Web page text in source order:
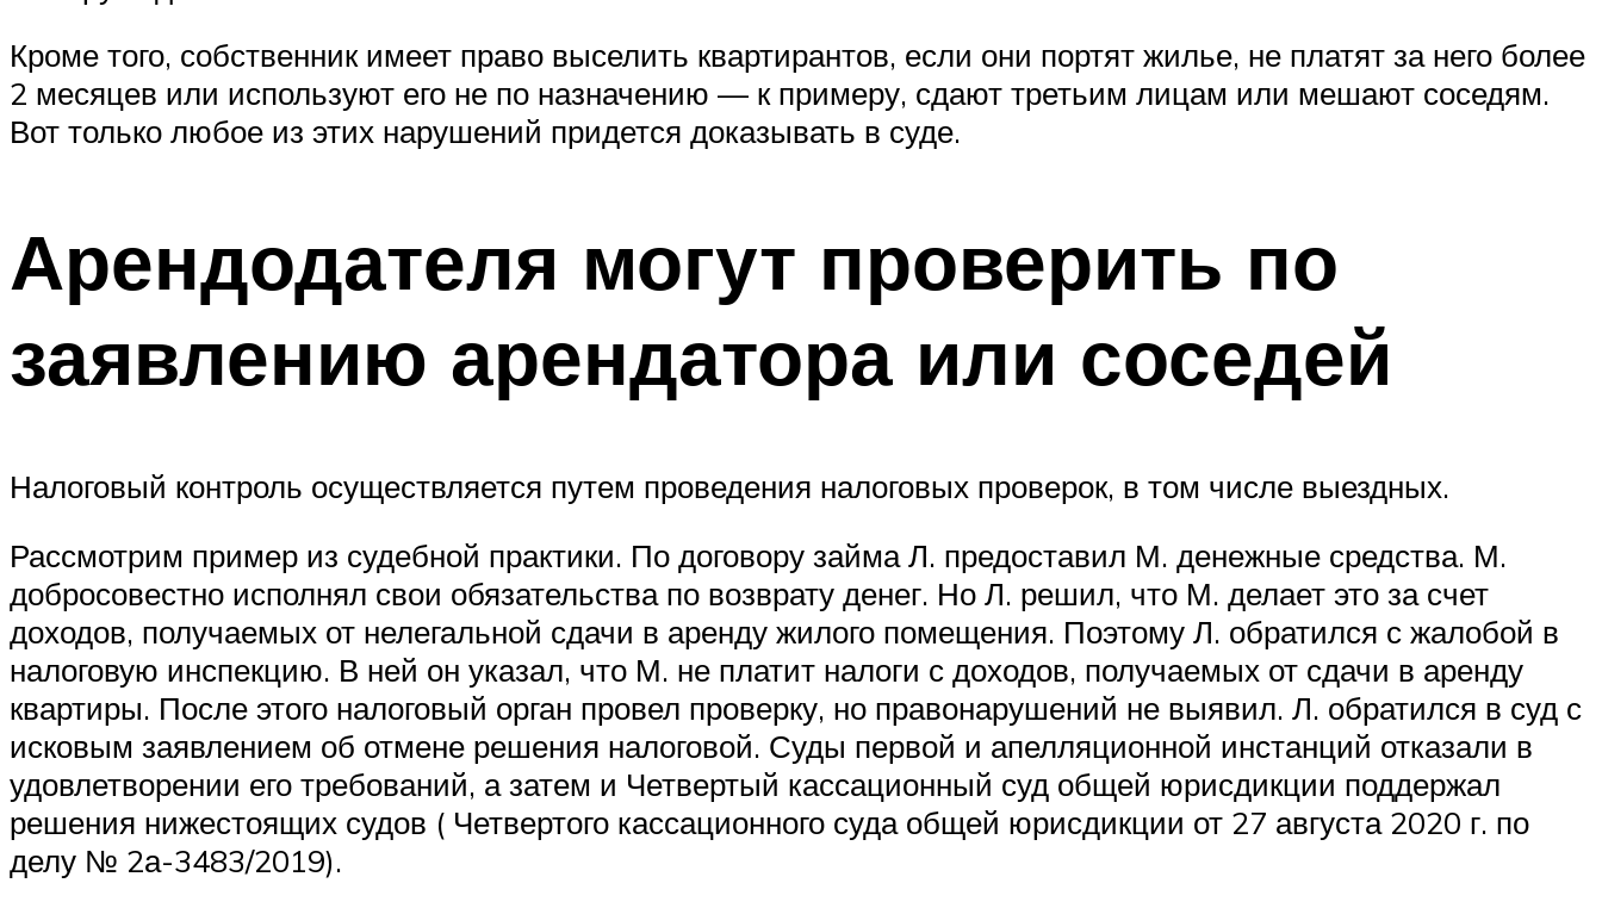
Кроме того, собственник имеет право выселить квартирантов, если они портят жилье, не платят за него более
2 месяцев или используют его не по назначению — к примеру, сдают третьим лицам или мешают соседям.
Вот только любое из этих нарушений придется доказывать в суде.
Арендодателя могут проверить по
заявлению арендатора или соседей
Налоговый контроль осуществляется путем проведения налоговых проверок, в том числе выездных.
Рассмотрим пример из судебной практики. По договору займа Л. предоставил М. денежные средства. М.
добросовестно исполнял свои обязательства по возврату денег. Но Л. решил, что М. делает это за счет
доходов, получаемых от нелегальной сдачи в аренду жилого помещения. Поэтому Л. обратился с жалобой в
налоговую инспекцию. В ней он указал, что М. не платит налоги с доходов, получаемых от сдачи в аренду
квартиры. После этого налоговый орган провел проверку, но правонарушений не выявил. Л. обратился в суд с
исковым заявлением об отмене решения налоговой. Суды первой и апелляционной инстанций отказали в
удовлетворении его требований, а затем и Четвертый кассационный суд общей юрисдикции поддержал
решения нижестоящих судов ( Четвертого кассационного суда общей юрисдикции от 27 августа 2020 г. по
делу № 2а-3483/2019).